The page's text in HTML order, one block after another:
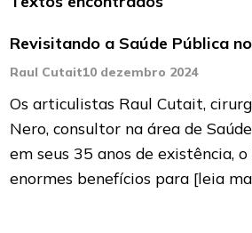
Revisitando a Saúde Pública
Raul Cutait10 dezembro 2024
Os articulistas Raul Cutait,
Nero, consultor na área de
em seus 35 anos de existência,
enormes benefícios para [leia